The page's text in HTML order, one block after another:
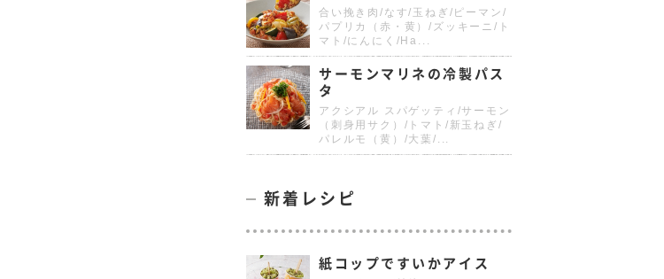
合い挽き肉/なす/玉ねぎ/ピーマン/
パプリカ（赤・黄）/ズッキーニ/ト
マト/にんにく/Ha...
サーモンマリネの冷製パス
タ
アクシアル スパゲッティ/サーモン
（刺身用サク）/トマト/新玉ねぎ/
パレルモ（黄）/大葉/...
新着レシピ
紙コップですいかアイス